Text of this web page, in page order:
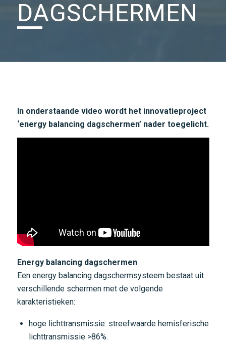
DAGSCHERMEN
In onderstaande video wordt het innovatieproject
‘energy balancing dagschermen’ nader toegelicht.
Energy balancing dagschermen
Een energy balancing dagschermsysteem bestaat uit
verschillende schermen met de volgende
karakteristieken:
hoge lichttransmissie: streefwaarde hemisferische
lichttransmissie >86%.